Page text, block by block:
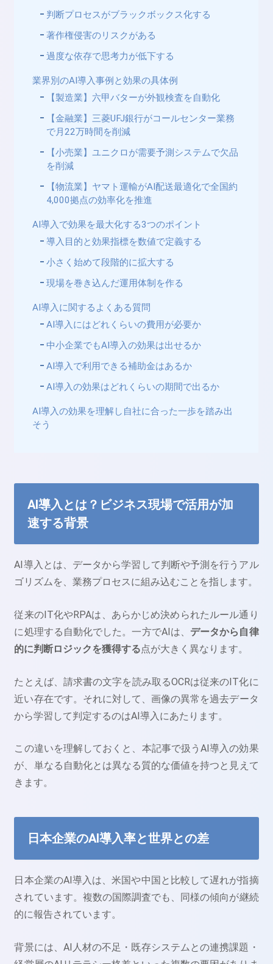
判断プロセスがブラックボックス化する
著作権侵害のリスクがある
過度な依存で思考力が低下する
業界別のAI導入事例と効果の具体例
【製造業】六甲バターが外観検査を自動化
【金融業】三菱UFJ銀行がコールセンター業務
で月22万時間を削減
【小売業】ユニクロが需要予測システムで欠品
を削減
【物流業】ヤマト運輸がAI配送最適化で全国約
4,000拠点の効率化を推進
AI導入で効果を最大化する3つのポイント
導入目的と効果指標を数値で定義する
小さく始めて段階的に拡大する
現場を巻き込んだ運用体制を作る
AI導入に関するよくある質問
AI導入にはどれくらいの費用が必要か
中小企業でもAI導入の効果は出せるか
AI導入で利用できる補助金はあるか
AI導入の効果はどれくらいの期間で出るか
AI導入の効果を理解し自社に合った一歩を踏み出
そう
AI導入とは？ビジネス現場で活用が加
速する背景
AI導入とは、データから学習して判断や予測を行うアル
ゴリズムを、業務プロセスに組み込むことを指します。
従来のIT化やRPAは、あらかじめ決められたルール通り
に処理する自動化でした。一方でAIは、 データから自律
的に判断ロジックを獲得する点が大きく異なります。
たとえば、請求書の文字を読み取るOCRは従来のIT化に
近い存在です。それに対して、画像の異常を過去データ
から学習して判定するのはAI導入にあたります。
この違いを理解しておくと、本記事で扱うAI導入の効果
が、単なる自動化とは異なる質的な価値を持つと見えて
きます。
日本企業のAI導入率と世界との差
日本企業のAI導入は、米国や中国と比較して遅れが指摘
されています。複数の国際調査でも、同様の傾向が継続
的に報告されています。
背景には、AI人材の不足・既存システムとの連携課題・